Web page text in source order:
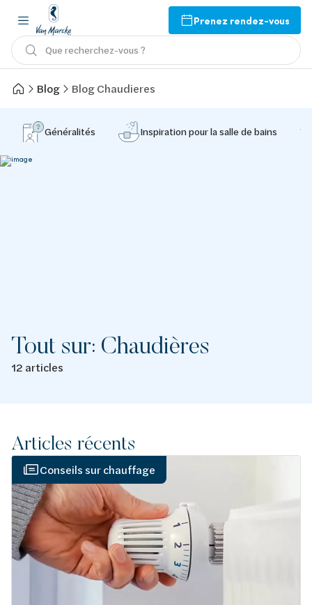
Prenez rendez-vous
Que recherchez-vous ?
Blog Blog Chaudieres
Généralités Inspiration pour la salle de bains
Tout sur: Chaudières
12 articles
Articles récents
Conseils sur chauffage